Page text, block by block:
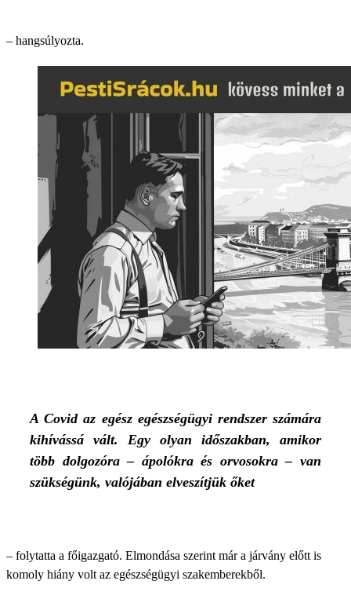
– hangsúlyozta.
A Covid az egész egészségügyi rendszer számára
kihívássá vált. Egy olyan időszakban, amikor
több dolgozóra – ápolókra és orvosokra – van
szükségünk, valójában elveszítjük őket
– folytatta a főigazgató. Elmondása szerint már a járvány előtt is
komoly hiány volt az egészségügyi szakemberekből.